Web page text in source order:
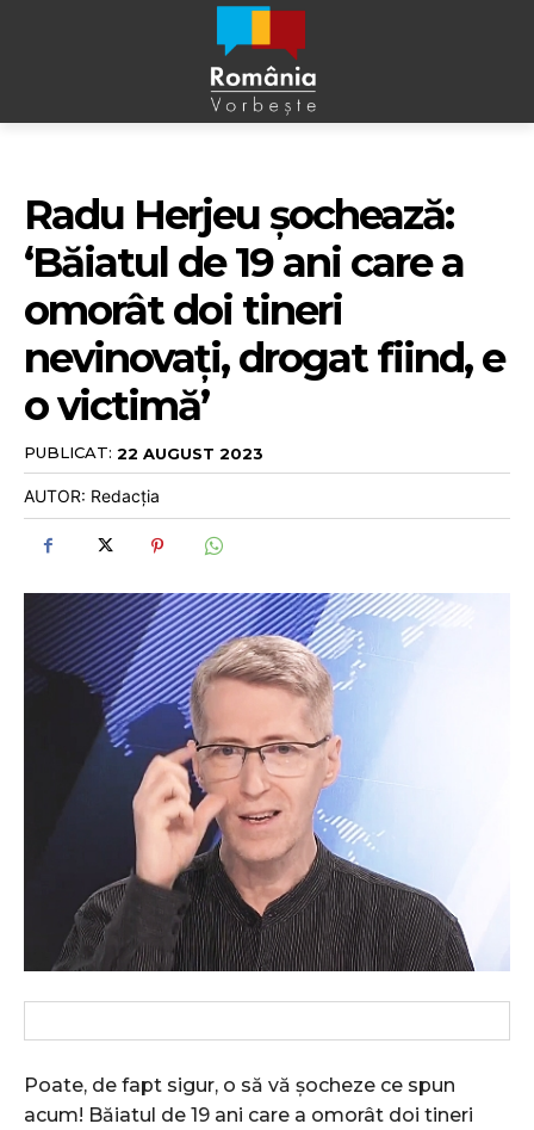
Radu Herjeu șochează:
‘Băiatul de 19 ani care a
omorât doi tineri
nevinovați, drogat fiind, e
o victimă’
PUBLICAT: 22 AUGUST 2023
AUTOR: Redacția
Poate, de fapt sigur, o să vă șocheze ce spun
acum! Băiatul de 19 ani care a omorât doi tineri